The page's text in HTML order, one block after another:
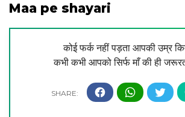
Maa pe shayari
कोई फर्क नहीं पड़ता आपकी उम्र
कभी कभी आपको सिर्फ माँ की ही